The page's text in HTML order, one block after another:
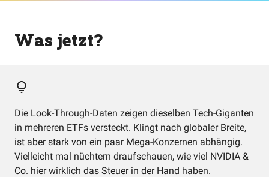
Was jetzt?
Die Look-Through-Daten zeigen dieselben Tech-Giganten
in mehreren ETFs versteckt. Klingt nach globaler Breite,
ist aber stark von ein paar Mega-Konzernen abhängig.
Vielleicht mal nüchtern draufschauen, wie viel NVIDIA &
Co. hier wirklich das Steuer in der Hand haben.